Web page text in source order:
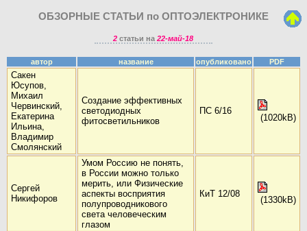
ОБЗОРНЫЕ СТАТЬИ по ОПТОЭЛЕКТРОНИКЕ
2 статьи на22-май-18
автор название опубликовано PDF
Сакен
Юсупов,
Михаил
Червинский,
Екатерина
Ильина,
Владимир
Смолянский
Создание эффективных
светодиодных
фитосветильников
ПС 6/16
(1020kB)
Сергей
Никифоров
Умом Россию не понять,
в России можно только
мерить, или Физические
аспекты восприятия
полупроводникового
света человеческим
глазом
КиТ 12/08
(1330kB)